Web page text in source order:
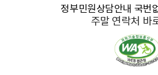
정부민원상담안내 국번
주말 연락처 바